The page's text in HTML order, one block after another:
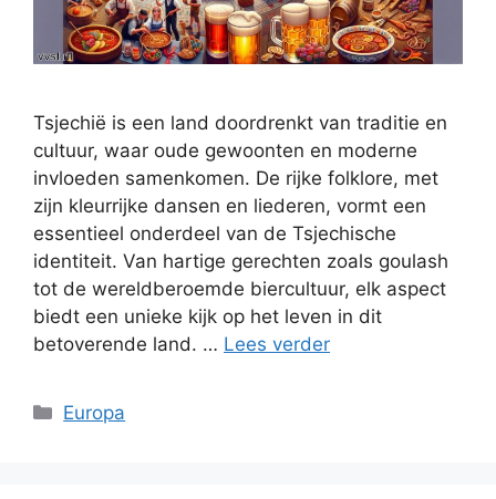
Tsjechië is een land doordrenkt van traditie en
cultuur, waar oude gewoonten en moderne
invloeden samenkomen. De rijke folklore, met
zijn kleurrijke dansen en liederen, vormt een
essentieel onderdeel van de Tsjechische
identiteit. Van hartige gerechten zoals goulash
tot de wereldberoemde biercultuur, elk aspect
biedt een unieke kijk op het leven in dit
betoverende land. … Lees verder
Categorieën
Europa